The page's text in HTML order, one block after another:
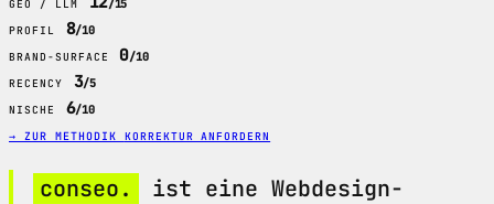
GEO / LLM /15
PROFIL 8/10
BRAND-SURFACE 0/10
RECENCY 3/5
NISCHE 6/10
→ ZUR METHODIK KORREKTUR ANFORDERN
conseo.
ist eine Webdesign-